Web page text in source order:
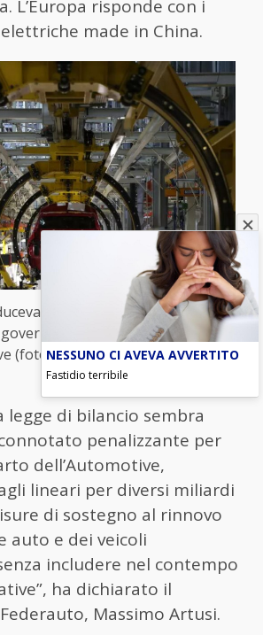
L’Europa risponde con i
made in China.
1,5 mln di auto, oggi un
Taglia 4,6 mld del Fondo
(foto Ansa-Blitzquotidiano)
legge di bilancio sembra
penalizzante per
dell’Automotive,
lineari per diversi miliardi
di sostegno al rinnovo
auto e dei veicoli
includere nel contempo
ha dichiarato il
Massimo Artusi.
NESSUNO CI AVEVA AVVERTITO
Fastidio terribile